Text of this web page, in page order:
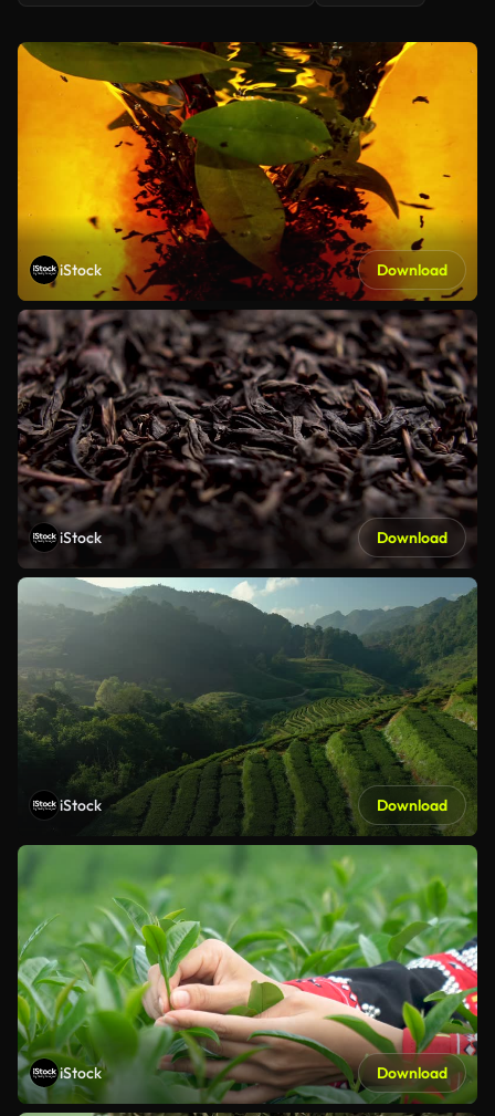
iStock Download
iStock Download
iStock Download
iStock Download